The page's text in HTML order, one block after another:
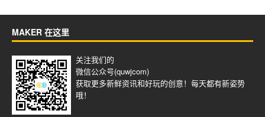
MAKER 在这里
关注我们的
微信公众号(quwjcom)
获取更多新鲜资讯和好玩的创意！每天都有新姿势
哦！